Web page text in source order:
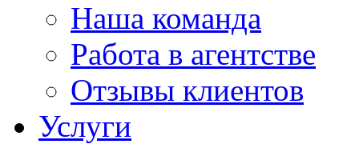
Наша команда
Работа в агентстве
Отзывы клиентов
Услуги